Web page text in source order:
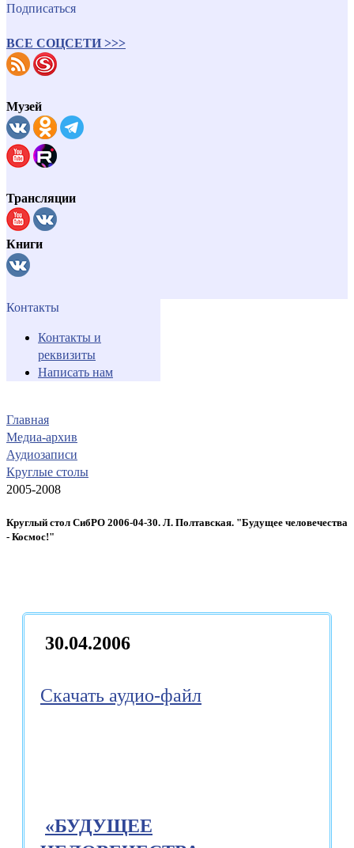
Подписаться
ВСЕ СОЦСЕТИ >>>
Музей
Трансляции
Книги
Контакты
Контакты и
реквизиты
Написать нам
Главная
Медиа-архив
Аудиозаписи
Круглые столы
2005-2008
Круглый стол СибРО 2006-04-30. Л. Полтавская. "Будущее человечества
- Космос!"
30.04.2006
Скачать аудио-файл
«БУДУЩЕЕ